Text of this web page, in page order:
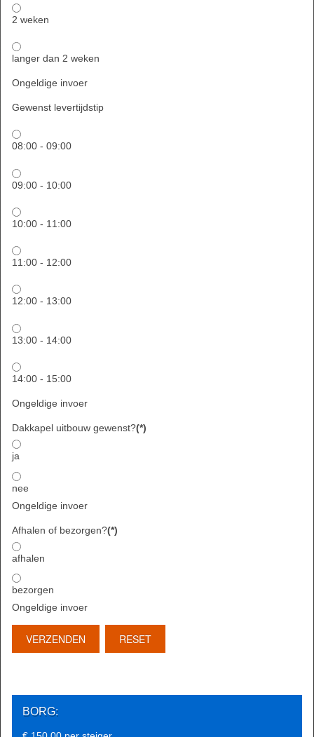
2 weken
langer dan 2 weken
Ongeldige invoer
Gewenst levertijdstip
08:00 - 09:00
09:00 - 10:00
10:00 - 11:00
11:00 - 12:00
12:00 - 13:00
13:00 - 14:00
14:00 - 15:00
Ongeldige invoer
Dakkapel uitbouw gewenst?(*)
ja
nee
Ongeldige invoer
Afhalen of bezorgen?(*)
afhalen
bezorgen
Ongeldige invoer
BORG: